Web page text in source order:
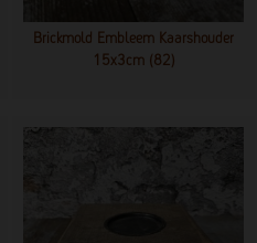
Brickmold Embleem Kaarshouder
15x3cm (82)